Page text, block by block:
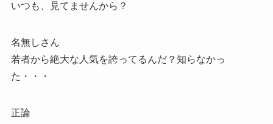
いつも、見てませんから？
名無しさん
若者から絶大な人気を誇ってるんだ？知らなかっ
た・・・
正論